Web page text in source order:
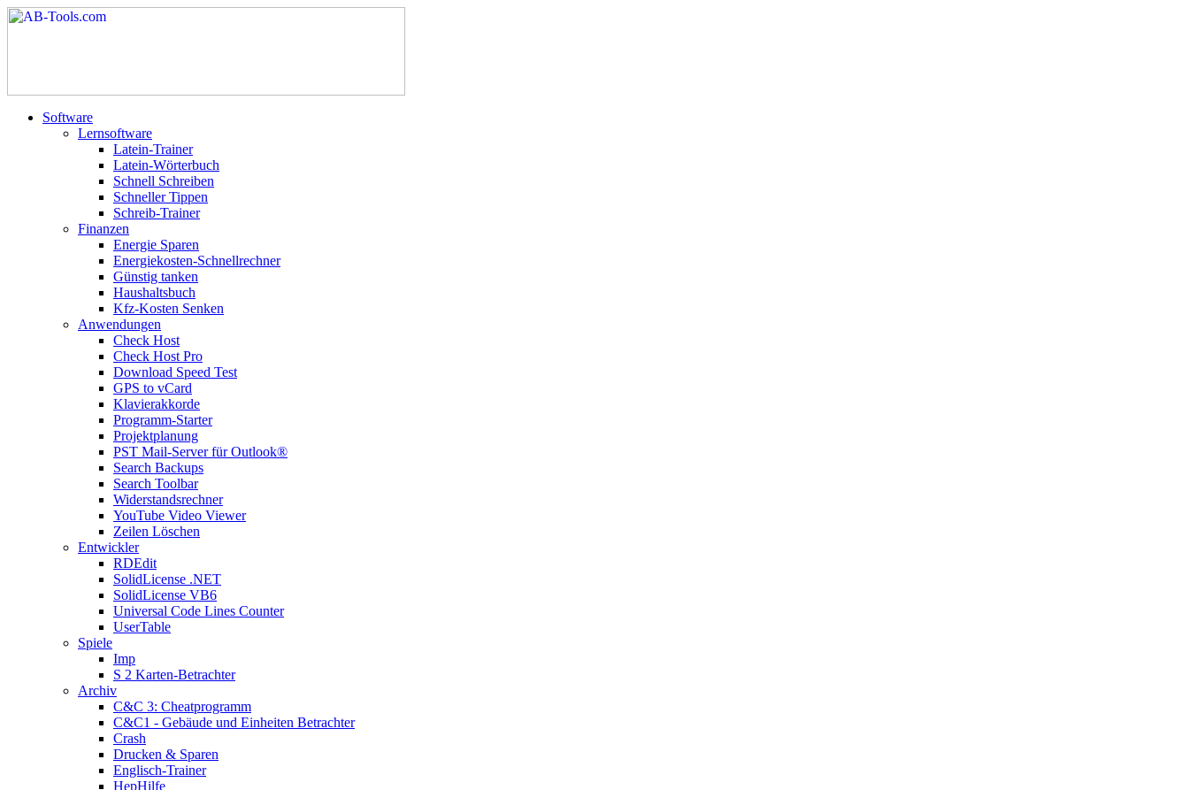
Software
Lernsoftware
Latein-Trainer
Latein-Wörterbuch
Schnell Schreiben
Schneller Tippen
Schreib-Trainer
Finanzen
Energie Sparen
Energiekosten-Schnellrechner
Günstig tanken
Haushaltsbuch
Kfz-Kosten Senken
Anwendungen
Check Host
Check Host Pro
Download Speed Test
GPS to vCard
Klavierakkorde
Programm-Starter
Projektplanung
PST Mail-Server für Outlook®
Search Backups
Search Toolbar
Widerstandsrechner
YouTube Video Viewer
Zeilen Löschen
Entwickler
RDEdit
SolidLicense .NET
SolidLicense VB6
Universal Code Lines Counter
UserTable
Spiele
Imp
S 2 Karten-Betrachter
Archiv
C&C 3: Cheatprogramm
C&C1 - Gebäude und Einheiten Betrachter
Crash
Drucken & Sparen
Englisch-Trainer
HepHilfe